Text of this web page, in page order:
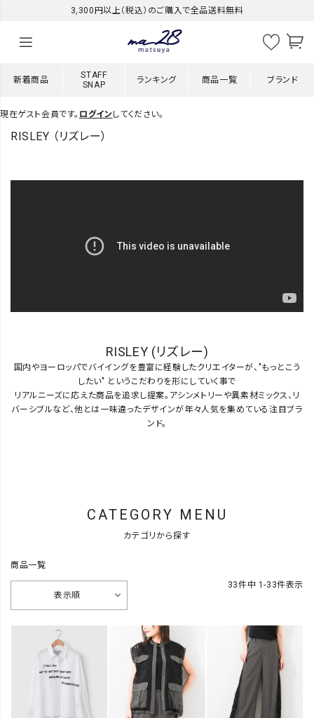
3,300円以上（税込）のご購入で全品送料無料
新着商品
STAFF
SNAP
ランキング 商品一覧 ブランド
現在ゲスト会員です。 ログインしてください。
RISLEY （リズレー）
RISLEY (リズレー)
国内やヨーロッパでバイイングを豊富に経験したクリエイターが、"もっとこう
したい" というこだわりを形にしていく事で
リアルニーズに応えた商品を追求し提案。アシンメトリーや異素材ミックス、リ
バーシブルなど、他とは一味違ったデザインが年々人気を集めている注目ブラ
ンド。
CATEGORY MENU
カテゴリから探す
商品一覧
表示順
33件中 1-33件表示